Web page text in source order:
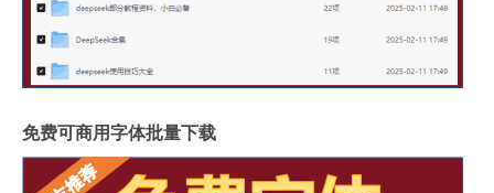
免费可商用字体批量下载